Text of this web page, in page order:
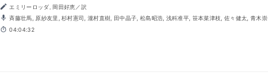
エミリーロッダ, 岡田好恵／訳
斉藤壮馬, 原紗友里, 杉村憲司, 瀧村直樹, 田中晶子, 松島昭浩, 浅科准平, 笹本菜津枝, 佐々健太, 青木崇
04:04:32